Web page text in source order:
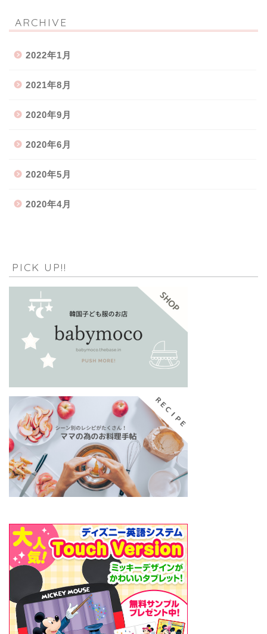
ARCHIVE
2022年1月
2021年8月
2020年9月
2020年6月
2020年5月
2020年4月
PICK UP!!